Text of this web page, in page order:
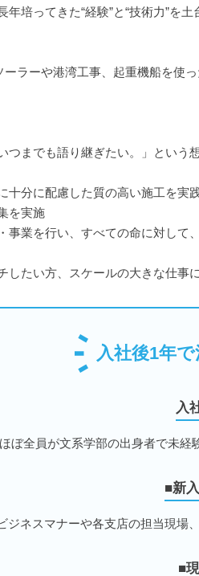
培ってきた“経験”と“技術力”を
ーラーや港湾工事、起重機船を
までも語り継ぎたい。」という
十分に配慮した質の高い施工を実
を実施
事業を行い、すべての命に対して
したい方、スケールの大きな仕事
入社後1年
入
ぼ全員が文系学部の出身者で未
■新
ジネスマナーや各支店の担当現場
■